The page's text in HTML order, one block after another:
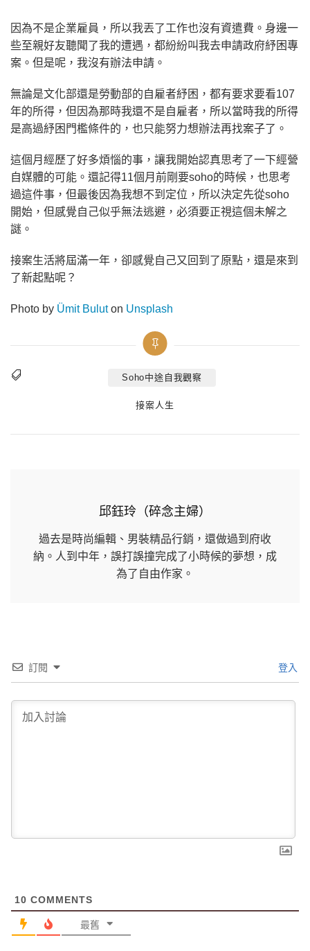
因為不是企業雇員，所以我丟了工作也沒有資遣費。身邊一
些至親好友聽聞了我的遭遇，都紛紛叫我去申請政府紓困專
案。但是呢，我沒有辦法申請。
無論是文化部還是勞動部的自雇者紓困，都有要求要看107
年的所得，但因為那時我還不是自雇者，所以當時我的所得
是高過紓困門檻條件的，也只能努力想辦法再找案子了。
這個月經歷了好多煩惱的事，讓我開始認真思考了一下經營
自媒體的可能。還記得11個月前剛要soho的時候，也思考
過這件事，但最後因為我想不到定位，所以決定先從soho
開始，但感覺自己似乎無法逃避，必須要正視這個未解之
謎。
接案生活將屆滿一年，卻感覺自己又回到了原點，還是來到
了新起點呢？
Photo by Ümit Buluton Unsplash
Tags
Soho中途自我觀察
Categories
接案人生
邱鈺玲（碎念主婦）
過去是時尚編輯、男裝精品行銷，還做過到府收
納。人到中年，誤打誤撞完成了小時候的夢想，成
為了自由作家。
訂閱 登入
10 COMMENTS
最舊